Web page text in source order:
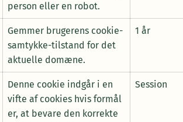
person eller en robot.
Gemmer brugerens cookie-
samtykke-tilstand for det
aktuelle domæne.
1 år
Denne cookie indgår i en
vifte af cookies hvis formål
er, at bevare den korrekte
Session